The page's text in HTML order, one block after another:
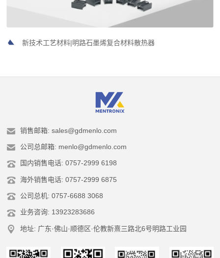
新技术工艺材料|明路石墨烯复合材料散热器
销售邮箱: sales@gdmenlo.com
公司总邮箱: menlo@gdmenlo.com
国内销售电话: 0757-2999 6198
海外销售电话: 0757-2999 6875
公司总机: 0757-6688 3068
业务咨询: 13923283686
地址: 广东·佛山·顺德区·伦教新熹三路北6号明路工业园